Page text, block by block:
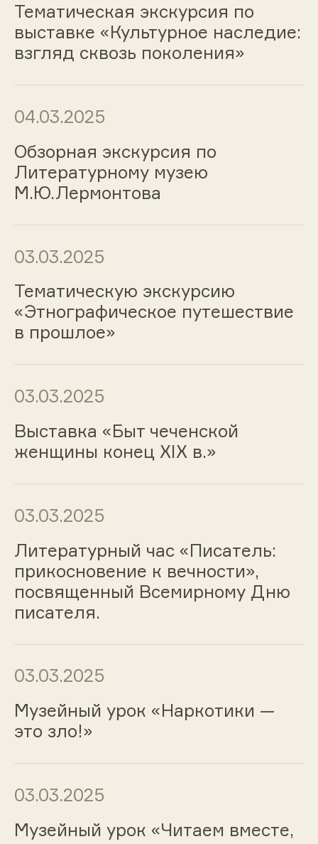
Тематическая экскурсия по
выставке «Культурное наследие:
взгляд сквозь поколения»
04.03.2025
Обзорная экскурсия по
Литературному музею
М.Ю.Лермонтова
03.03.2025
Тематическую экскурсию
«Этнографическое путешествие
в прошлое»
03.03.2025
Выставка «Быт чеченской
женщины конец XIX в.»
03.03.2025
Литературный час «Писатель:
прикосновение к вечности»,
посвященный Всемирному Дню
писателя.
03.03.2025
Музейный урок «Наркотики —
это зло!»
03.03.2025
Музейный урок «Читаем вместе,